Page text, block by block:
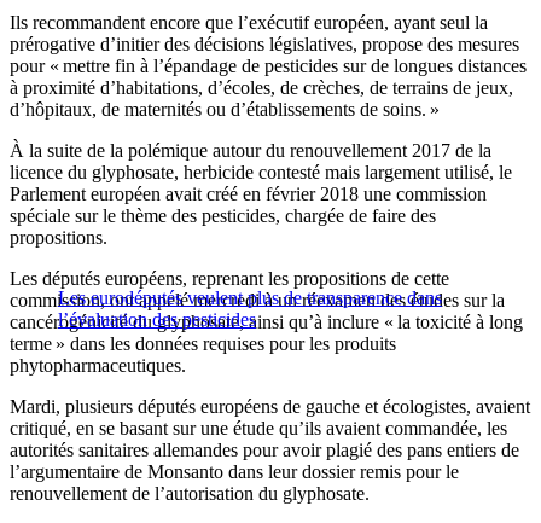
Ils recommandent encore que l’exécutif européen, ayant seul la
prérogative d’initier des décisions législatives, propose des mesures
pour « mettre fin à l’épandage de pesticides sur de longues distances
à proximité d’habitations, d’écoles, de crèches, de terrains de jeux,
d’hôpitaux, de maternités ou d’établissements de soins. »
À la suite de la polémique autour du renouvellement 2017 de la
licence du glyphosate, herbicide contesté mais largement utilisé, le
Parlement européen avait créé en février 2018 une commission
spéciale sur le thème des pesticides, chargée de faire des
propositions.
Les eurodéputés veulent plus de transparence dans
l’évaluation des pesticides
Les députés européens, reprenant les propositions de cette
commission, ont appelé mercredi à un réexamen des études sur la
cancérogénicité du glyphosate, ainsi qu’à inclure « la toxicité à long
terme » dans les données requises pour les produits
phytopharmaceutiques.
Mardi, plusieurs députés européens de gauche et écologistes, avaient
critiqué, en se basant sur une étude qu’ils avaient commandée, les
autorités sanitaires allemandes pour avoir plagié des pans entiers de
l’argumentaire de Monsanto dans leur dossier remis pour le
renouvellement de l’autorisation du glyphosate.